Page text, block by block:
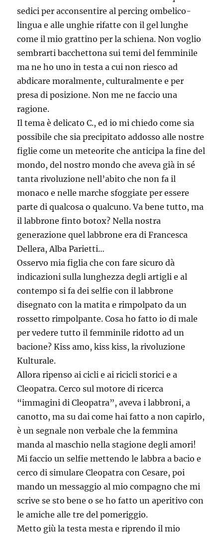
sedici per acconsentire al percing ombelico-
lingua e alle unghie rifatte con il gel lunghe
come il mio grattino per la schiena. Non voglio
sembrarti bacchettona sui temi del femminile
ma ne ho uno in testa a cui non riesco ad
abdicare moralmente, culturalmente e per
presa di posizione. Non me ne faccio una
ragione.
Il tema è delicato C., ed io mi chiedo come sia
possibile che sia precipitato addosso alle nostre
figlie come un meteorite che anticipa la fine del
mondo, del nostro mondo che aveva già in sé
tanta rivoluzione nell’abito che non fa il
monaco e nelle marche sfoggiate per essere
parte di qualcosa o qualcuno. Va bene tutto, ma
il labbrone finto botox? Nella nostra
generazione quel labbrone era di Francesca
Dellera, Alba Parietti…
Osservo mia figlia che con fare sicuro dà
indicazioni sulla lunghezza degli artigli e al
contempo si fa dei selfie con il labbrone
disegnato con la matita e rimpolpato da un
rossetto rimpolpante. Cosa ho fatto io di male
per vedere tutto il femminile ridotto ad un
bacione? Kiss amo, kiss kiss, la rivoluzione
Kulturale.
Allora ripenso ai cicli e ai ricicli storici e a
Cleopatra. Cerco sul motore di ricerca
“immagini di Cleopatra”, aveva i labbroni, a
canotto, ma su dai come hai fatto a non capirlo,
è un segnale non verbale che la femmina
manda al maschio nella stagione degli amori!
Mi faccio un selfie mettendo le labbra a bacio e
cerco di simulare Cleopatra con Cesare, poi
mando un messaggio al mio compagno che mi
scrive se sto bene o se ho fatto un aperitivo con
le amiche alle tre del pomeriggio.
Metto giù la testa mesta e riprendo il mio